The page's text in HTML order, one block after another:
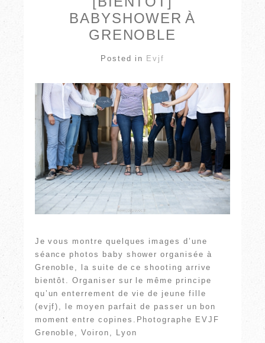
BABYSHOWER À
GRENOBLE
Posted in Evjf
Je vous montre quelques images d’une
séance photos baby shower organisée à
Grenoble, la suite de ce shooting arrive
bientôt. Organiser sur le même principe
qu’un enterrement de vie de jeune fille
(evjf), le moyen parfait de passer un bon
moment entre copines.Photographe EVJF
Grenoble, Voiron, Lyon